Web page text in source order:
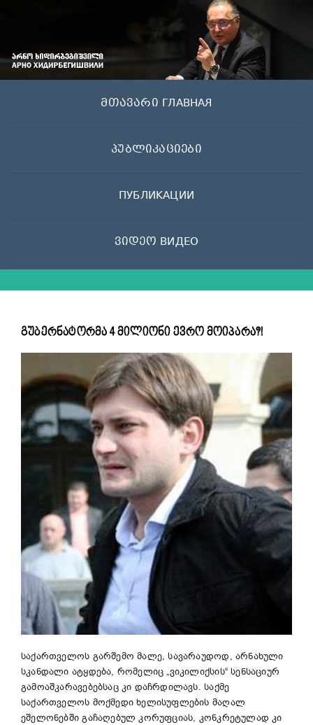
მთავარი ГЛАВНАЯ
პუბლიკაციები
ПУБЛИКАЦИИ
ვიდეო ВИДЕО
გუბერნატორმა 4 მილიონი ევრო მოიპარა?!
საქართველოს გარშემო მალე, სავარაუდოდ, არნახული
სკანდალი ატყდება, რომელიც „ვიკილიქსის“ სენსაციურ
გამოაშკარავებებსაც კი დაჩრდილავს. საქმე
საქართველოს მოქმედი ხელისუფლების მაღალ
ეშელონებში გაჩაღებულ კორუფციას, კონკრეტულად კი